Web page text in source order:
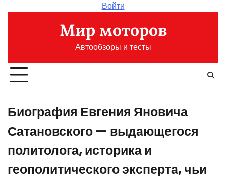
Войти
Мир моторов
Автообзоры и тесты
Биография Евгения Яновича
Сатановского — выдающегося
политолога, историка и
геополитического эксперта, чьи